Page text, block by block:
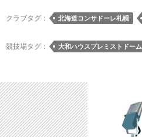
クラブタグ： 北海道コンサドーレ札幌
競技場タグ： 大和ハウスプレミストドーム